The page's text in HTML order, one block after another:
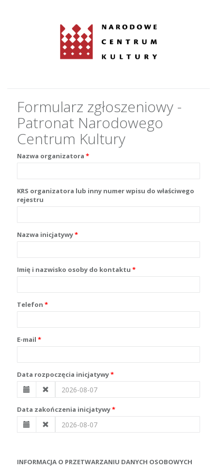
Formularz zgłoszeniowy -
Patronat Narodowego
Centrum Kultury
Nazwa organizatora
KRS organizatora lub inny numer wpisu do właściwego
rejestru
Nazwa inicjatywy
Imię i nazwisko osoby do kontaktu
Telefon
E-mail
Data rozpoczęcia inicjatywy
Data zakończenia inicjatywy
INFORMACJA O PRZETWARZANIU DANYCH OSOBOWYCH